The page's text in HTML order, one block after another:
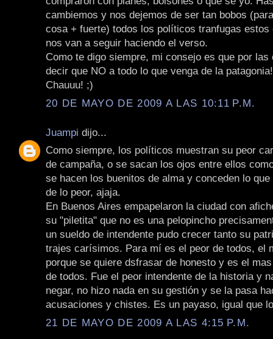
cambiemos y nos dejemos de ser tan bobos
cosa + fuerte) todos los políticos tranfugas estos
nos van a seguir haciendo el verso.
Como te digo siempre, mi consejo es que por las
decir que NO a todo lo que venga de la
Chauuu! ;)
20 DE MAYO DE 2009 A LAS 10:11 P.M.
Juampi dijo...
Como siempre, los políticos muestran su peor
de campaña, o se sacan los ojos entre ellos
se hacen los buenitos de alma y conceden lo
de lo peor, ajaja.
En Buenos Aires empapelaron la ciudad con
su "piletita" que no es una pelopincho
un sueldo de intendente pudo crecer tanto su
trajes carísimos. Para mí es el peor de todos, el
porque se quiere dsfrasar de honesto y es el
de todos. Fue el peor intendente de la historia y
negar, no hizo nada en su gestión y se la pasa
acusaciones y chistes. Es un payaso, igual que
21 DE MAYO DE 2009 A LAS 4:15 P.M.